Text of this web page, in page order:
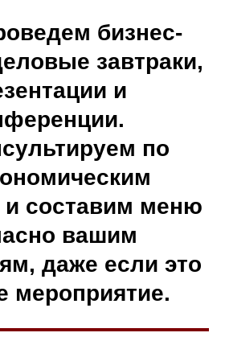
бизнес-
завтраки,
и
по
и составим меню
вашим
даже если это
мероприятие.